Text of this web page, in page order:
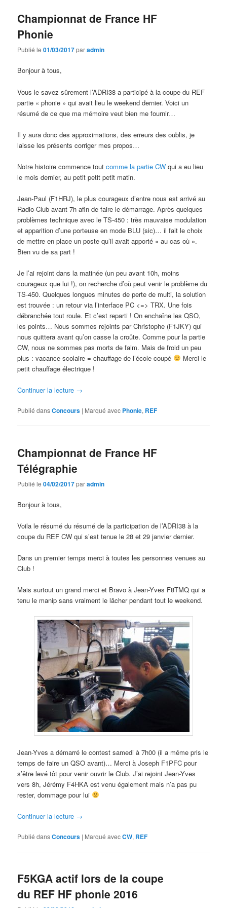
Championnat de France HF
Phonie
Publié le01/03/2017paradmin
Bonjour à tous,
Vous le savez sûrement l’ADRI38 a participé à la coupe du REF
partie « phonie » qui avait lieu le weekend dernier. Voici un
résumé de ce que ma mémoire veut bien me fournir…
Il y aura donc des approximations, des erreurs des oublis, je
laisse les présents corriger mes propos…
Notre histoire commence toutcomme la partie CW qui a eu lieu
le mois dernier, au petit petit petit matin.
Jean-Paul (F1HRJ), le plus courageux d’entre nous est arrivé au
Radio-Club avant 7h afin de faire le démarrage. Après quelques
problèmes technique avec le TS-450 : très mauvaise modulation
et apparition d’une porteuse en mode BLU (sic)… il fait le choix
de mettre en place un poste qu’il avait apporté « au cas où ».
Bien vu de sa part !
Je l’ai rejoint dans la matinée (un peu avant 10h, moins
courageux que lui !), on recherche d’où peut venir le problème du
TS-450. Quelques longues minutes de perte de multi, la solution
est trouvée : un retour via l’interface PC <=> TRX. Une fois
débranchée tout roule. Et c’est reparti ! On enchaîne les QSO,
les points… Nous sommes rejoints par Christophe (F1JKY) qui
nous quittera avant qu’on casse la croûte. Comme pour la partie
CW, nous ne sommes pas morts de faim. Mais de froid un peu
plus : vacance scolaire = chauffage de l’école coupé
Merci le
petit chauffage électrique !
Continuer la lecture →
Publié dansConcours | Marqué avec Phonie, REF
Championnat de France HF
Télégraphie
Publié le04/02/2017paradmin
Bonjour à tous,
Voila le résumé du résumé de la participation de l’ADRI38 à la
coupe du REF CW qui s’est tenue le 28 et 29 janvier dernier.
Dans un premier temps merci à toutes les personnes venues au
Club !
Mais surtout un grand merci et Bravo à Jean-Yves F8TMQ qui a
tenu le manip sans vraiment le lâcher pendant tout le weekend.
Jean-Yves a démarré le contest samedi à 7h00 (il a même pris le
temps de faire un QSO avant)… Merci à Joseph F1PFC pour
s’être levé tôt pour venir ouvrir le Club. J’ai rejoint Jean-Yves
vers 8h, Jérémy F4HKA est venu également mais n’a pas pu
rester, dommage pour lui
Continuer la lecture →
Publié dansConcours | Marqué avecCW, REF
F5KGA actif lors de la coupe
du REF HF phonie 2016